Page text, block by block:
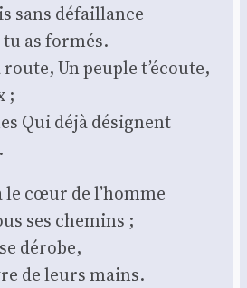
sans défaillance
as for­més.
Un peuple t’écoute,
;
Qui déjà dési­gnent
le cœur de l’homme
ses che­mins ;
dérobe,
de leurs mains.